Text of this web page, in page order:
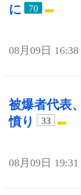
に
70
08月09日 16:38
被爆者代表
憤り
33
08月09日 19:31